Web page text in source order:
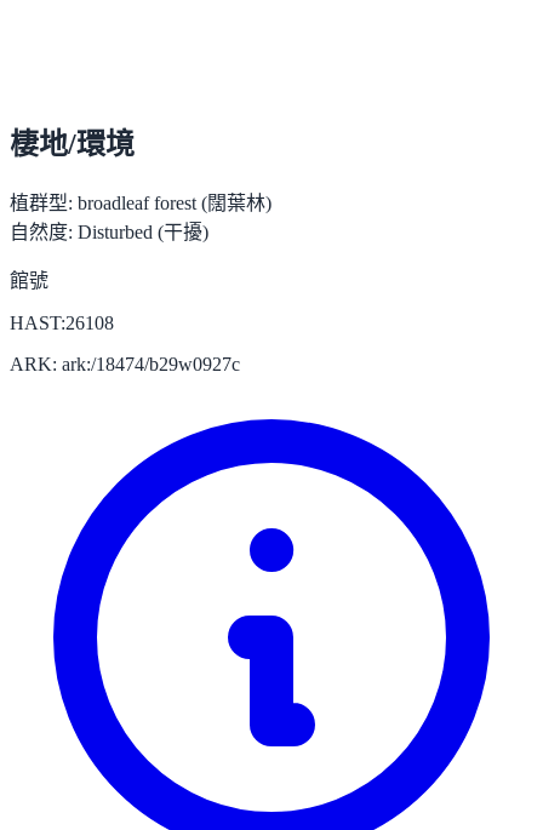
棲地/環境
植群型: broadleaf forest (闊葉林)
自然度: Disturbed (干擾)
館號
HAST:26108
ARK: ark:/18474/b29w0927c